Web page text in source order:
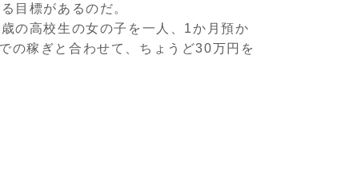
目標があるのだ。
の高校生の女の子を一人、1か月預か
の稼ぎと合わせて、ちょうど30万円を